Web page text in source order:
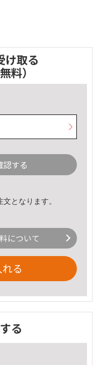
け取る
料）
認する
となります。
について
る
る